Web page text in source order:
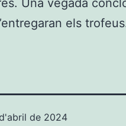
els
de 2024